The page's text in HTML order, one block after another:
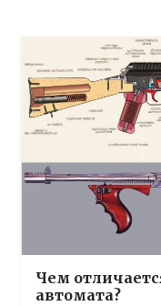
Чем
автомата?